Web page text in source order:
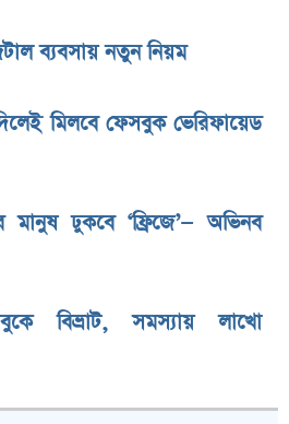
ব্যবসায় নতুন নিয়ম
মিলবে ফেসবুক ভেরিফায়েড
ঢুকবে ‘ফ্রিজে’— অভিনব
বিভ্রাট, সমস্যায় লাখো